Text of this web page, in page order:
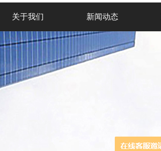
关于我们 新闻动态